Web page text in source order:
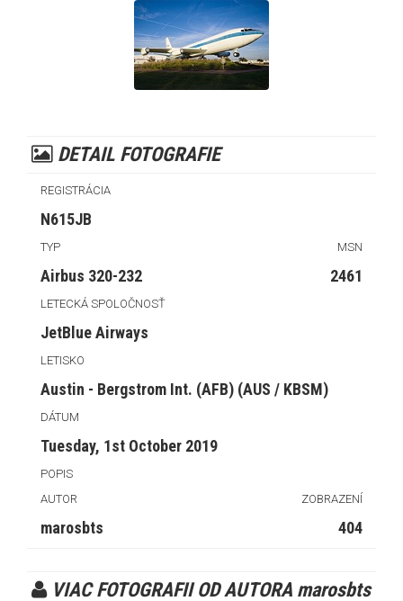
DETAIL FOTOGRAFIE
REGISTRÁCIA
N615JB
TYP MSN
Airbus 320-232 2461
LETECKÁ SPOLOČNOSŤ
JetBlue Airways
LETISKO
Austin - Bergstrom Int. (AFB) (AUS / KBSM)
DÁTUM
Tuesday, 1st October 2019
POPIS
AUTOR
ZOBRAZENÍ
marosbts 404
VIAC FOTOGRAFII OD AUTORA marosbts